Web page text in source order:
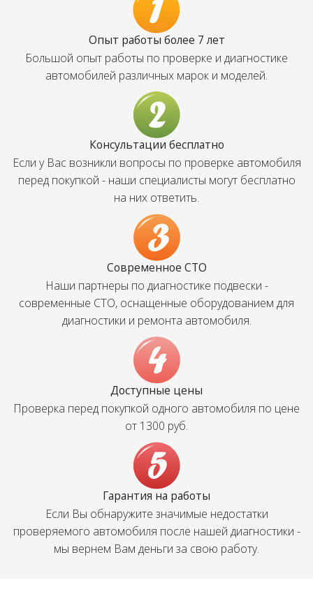
Опыт работы более 7 лет
Большой опыт работы по проверке и диагностике
автомобилей различных марок и моделей.
Консультации бесплатно
Если у Вас возникли вопросы по проверке автомобиля
перед покупкой - наши специалисты могут бесплатно
на них ответить.
Современное СТО
Наши партнеры по диагностике подвески -
современные СТО, оснащенные оборудованием для
диагностики и ремонта автомобиля.
Доступные цены
Проверка перед покупкой одного автомобиля по цене
от 1300 руб.
Гарантия на работы
Если Вы обнаружите значимые недостатки
проверяемого автомобиля после нашей диагностики -
мы вернем Вам деньги за свою работу.